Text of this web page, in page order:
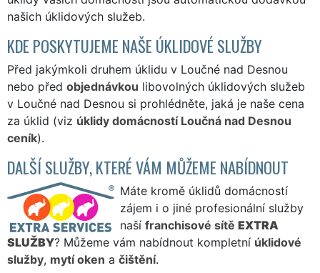
našich úklidových služeb.
KDE POSKYTUJEME NAŠE ÚKLIDOVÉ SLUŽBY
Před jakýmkoli druhem úklidu v Loučné nad Desnou
nebo před objednávkou libovolných úklidových služeb
v Loučné nad Desnou si prohlédněte, jaká je naše cena
za úklid (viz úklidy domácností Loučná nad Desnou
ceník).
DALŠÍ SLUŽBY, KTERÉ VÁM MŮŽEME NABÍDNOUT
Máte kromě úklidů domácností
zájem i o jiné profesionální služby
naší franchisové sítě EXTRA
SLUŽBY? Můžeme vám nabídnout kompletní úklidové
služby, mytí oken a čištění.